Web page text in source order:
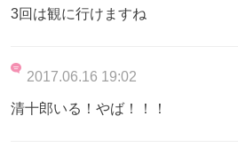
3回は観に行けますね
2017.06.16 19:02
清十郎いる！やば！！！